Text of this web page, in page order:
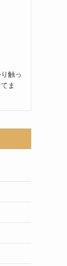
触っ
ま